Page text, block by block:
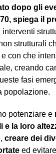
dopo gli
spiega il
interventi
strutturali
con che
creando
fasi
popolazione.
potenziare e
e la loro
creare dei
ed